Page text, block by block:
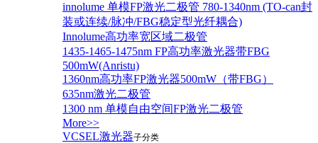
innolume 单模FP激光二极管 780-1340nm (TO-can封
装或连续/脉冲/FBG稳定型光纤耦合)
Innolume高功率宽区域二极管
1435-1465-1475nm FP高功率激光器带FBG
500mW(Anristu)
1360nm高功率FP激光器500mW（带FBG）
635nm激光二极管
1300 nm 单模自由空间FP激光二极管
More>>
VCSEL激光器子分类